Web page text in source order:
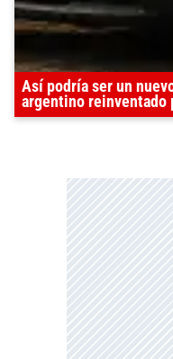
Así podría ser un
argentino reinventado